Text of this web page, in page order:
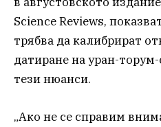
Science Reviews,
трябва да калибрират
датиране на уран-
тези нюанси.
„Ако не се справим